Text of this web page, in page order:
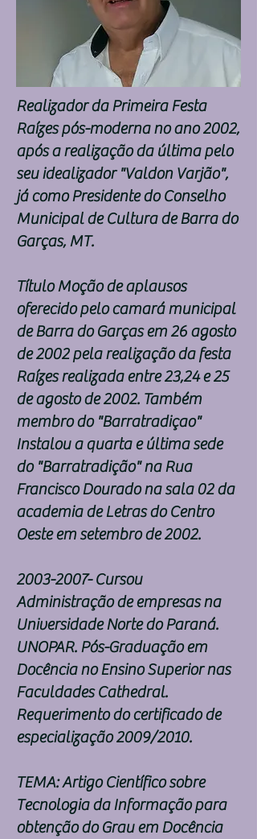
Realizador da Primeira Festa
Raízes pós-moderna no ano 2002,
após a realização da última pelo
seu idealizador "Valdon Varjão",
já como Presidente do Conselho
Municipal de Cultura de Barra do
Garças, MT.
Título Moção de aplausos
oferecido pelo camará municipal
de Barra do Garças em 26 agosto
de 2002 pela realização da festa
Raízes realizada entre 23,24 e 25
de agosto de 2002. Também
membro do "Barratradiçao"
Instalou a quarta e última sede
do "Barratradição" na Rua
Francisco Dourado na sala 02 da
academia de Letras do Centro
Oeste em setembro de 2002.
2003-2007- Cursou
Administração de empresas na
Universidade Norte do Paraná.
UNOPAR. Pós-Graduação em
Docência no Ensino Superior nas
Faculdades Cathedral.
Requerimento do certificado de
especialização 2009/2010.
TEMA: Artigo Científico sobre
Tecnologia da Informação para
obtenção do Grau em Docência